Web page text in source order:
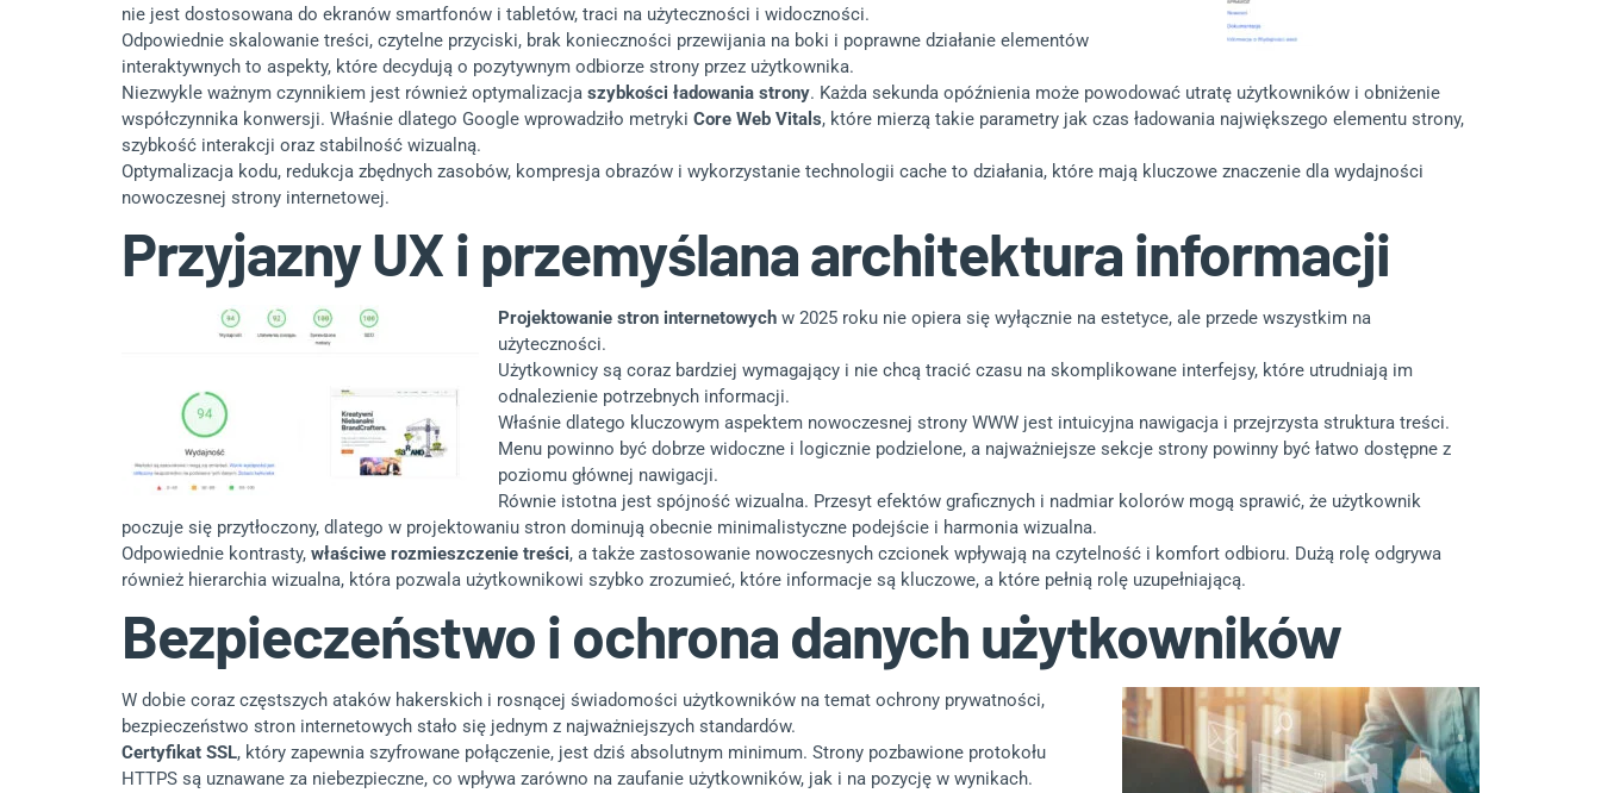
nie jest dostosowana do ekranów smartfonów i tabletów, traci na użyteczności i widoczności.
Odpowiednie skalowanie treści, czytelne przyciski, brak konieczności przewijania na boki i poprawne działanie elementów
interaktywnych to aspekty, które decydują o pozytywnym odbiorze strony przez użytkownika.
Niezwykle ważnym czynnikiem jest również optymalizacja szybkości ładowania strony. Każda sekunda opóźnienia może powodować utratę użytkowników i obniżenie
współczynnika konwersji. Właśnie dlatego Google wprowadziło metryki Core Web Vitals, które mierzą takie parametry jak czas ładowania największego elementu strony,
szybkość interakcji oraz stabilność wizualną.
Optymalizacja kodu, redukcja zbędnych zasobów, kompresja obrazów i wykorzystanie technologii cache to działania, które mają kluczowe znaczenie dla wydajności
nowoczesnej strony internetowej.
Przyjazny UX i przemyślana architektura informacji
Projektowanie stron internetowych w 2025 roku nie opiera się wyłącznie na estetyce, ale przede wszystkim na
użyteczności.
Użytkownicy są coraz bardziej wymagający i nie chcą tracić czasu na skomplikowane interfejsy, które utrudniają im
odnalezienie potrzebnych informacji.
Właśnie dlatego kluczowym aspektem nowoczesnej strony WWW jest intuicyjna nawigacja i przejrzysta struktura treści.
Menu powinno być dobrze widoczne i logicznie podzielone, a najważniejsze sekcje strony powinny być łatwo dostępne z
poziomu głównej nawigacji.
Równie istotna jest spójność wizualna. Przesyt efektów graficznych i nadmiar kolorów mogą sprawić, że użytkownik
poczuje się przytłoczony, dlatego w projektowaniu stron dominują obecnie minimalistyczne podejście i harmonia wizualna.
Odpowiednie kontrasty, właściwe rozmieszczenie treści, a także zastosowanie nowoczesnych czcionek wpływają na czytelność i komfort odbioru. Dużą rolę odgrywa
również hierarchia wizualna, która pozwala użytkownikowi szybko zrozumieć, które informacje są kluczowe, a które pełnią rolę uzupełniającą.
Bezpieczeństwo i ochrona danych użytkowników
W dobie coraz częstszych ataków hakerskich i rosnącej świadomości użytkowników na temat ochrony prywatności,
bezpieczeństwo stron internetowych stało się jednym z najważniejszych standardów.
Certyfikat SSL, który zapewnia szyfrowane połączenie, jest dziś absolutnym minimum. Strony pozbawione protokołu
HTTPS są uznawane za niebezpieczne, co wpływa zarówno na zaufanie użytkowników, jak i na pozycję w wynikach.